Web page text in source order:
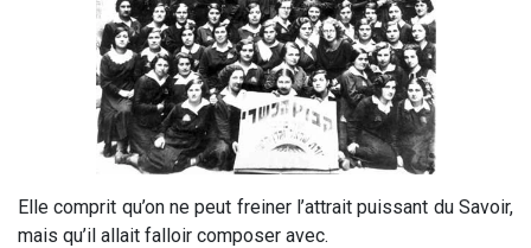
Elle comprit qu’on ne peut freiner l’attrait puissant du Savoir,
mais qu’il allait falloir composer avec.